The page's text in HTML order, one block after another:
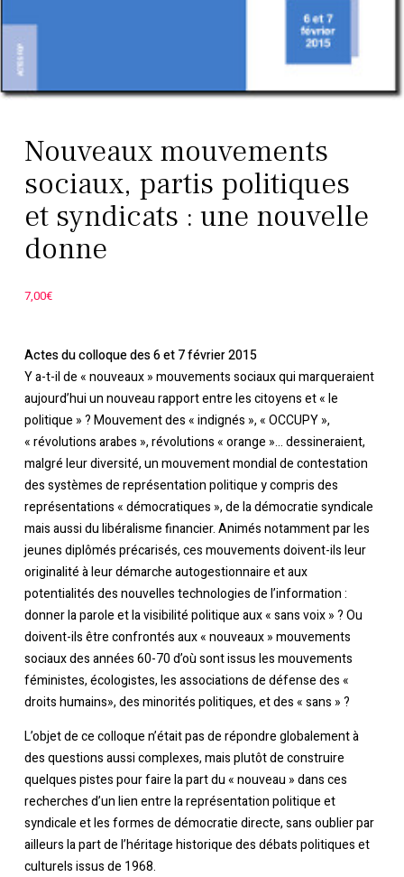
Nouveaux mouvements
sociaux, partis politiques
et syndicats : une nouvelle
donne
7,00€
Actes du colloque des 6 et 7 février 2015
Y a-t-il de « nouveaux » mouvements sociaux qui marqueraient
aujourd’hui un nouveau rapport entre les citoyens et « le
politique » ? Mouvement des « indignés », « OCCUPY »,
« révolutions arabes », révolutions « orange »… dessineraient,
malgré leur diversité, un mouvement mondial de contestation
des systèmes de représentation politique y compris des
représentations « démocratiques », de la démocratie syndicale
mais aussi du libéralisme financier. Animés notamment par les
jeunes diplômés précarisés, ces mouvements doivent-ils leur
originalité à leur démarche autogestionnaire et aux
potentialités des nouvelles technologies de l’information :
donner la parole et la visibilité politique aux « sans voix » ? Ou
doivent-ils être confrontés aux « nouveaux » mouvements
sociaux des années 60-70 d’où sont issus les mouvements
féministes, écologistes, les associations de défense des «
droits humains», des minorités politiques, et des « sans » ?
L’objet de ce colloque n’était pas de répondre globalement à
des questions aussi complexes, mais plutôt de construire
quelques pistes pour faire la part du « nouveau » dans ces
recherches d’un lien entre la représentation politique et
syndicale et les formes de démocratie directe, sans oublier par
ailleurs la part de l’héritage historique des débats politiques et
culturels issus de 1968.